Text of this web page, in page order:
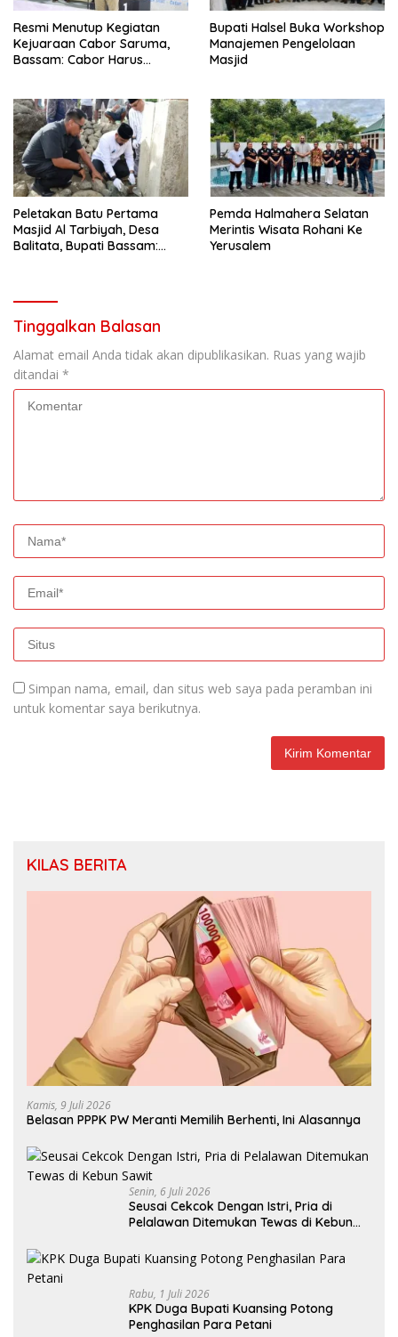
Resmi Menutup Kegiatan
Kejuaraan Cabor Saruma,
Bassam: Cabor Harus
Bupati Halsel Buka Workshop
Manajemen Pengelolaan
Masjid
Peletakan Batu Pertama
Masjid Al Tarbiyah, Desa
Balitata, Bupati Bassam:
Pemda Halmahera Selatan
Merintis Wisata Rohani Ke
Yerusalem
Tinggalkan Balasan
Alamat email Anda tidak akan dipublikasikan. Ruas yang wajib
ditandai *
Simpan nama, email, dan situs web saya pada peramban ini
untuk komentar saya berikutnya.
KILAS BERITA
Kamis, 9 Juli 2026
Belasan PPPK PW Meranti Memilih Berhenti, Ini Alasannya
Senin, 6 Juli 2026
Seusai Cekcok Dengan Istri, Pria di
Pelalawan Ditemukan Tewas di Kebun
Rabu, 1 Juli 2026
KPK Duga Bupati Kuansing Potong
Penghasilan Para Petani